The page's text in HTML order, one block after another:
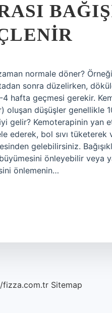
normale döner?
sonra düzelirken,
hafta geçmesi gerekir.
düşüşler genellikle
gelir? Kemoterapinin yan
ederek, bol sıvı tüketerek
gelebilirsiniz.
önleyebilir veya
önlemenin…
fizza.com.tr Sitemap